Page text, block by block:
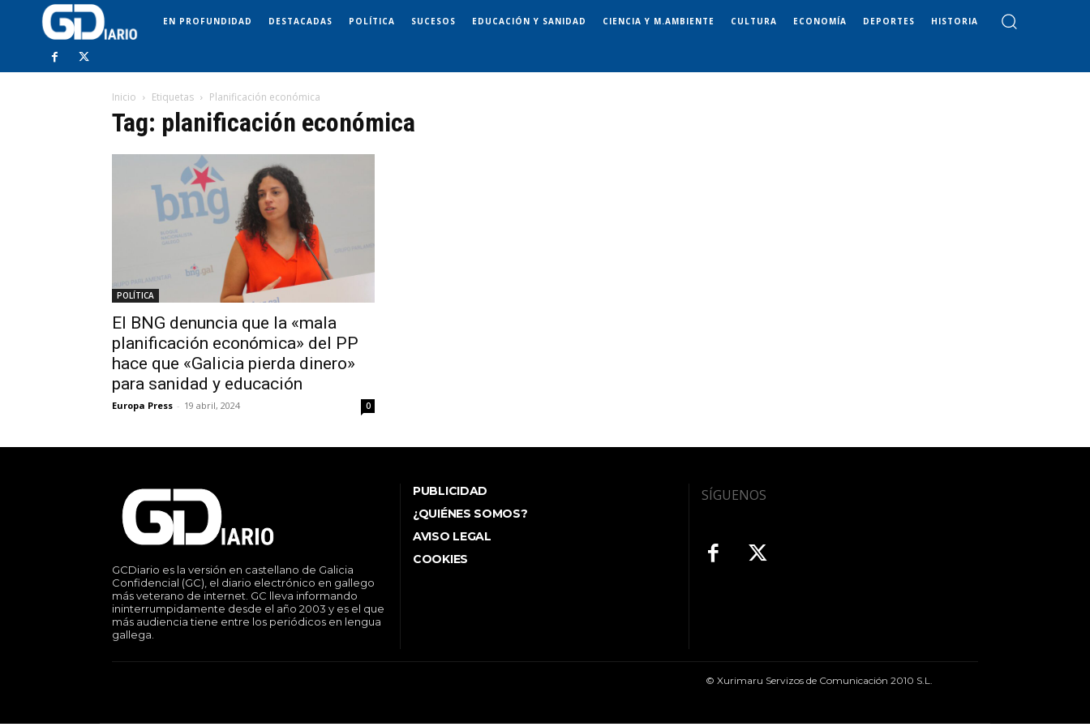
EN PROFUNDIDAD DESTACADAS POLÍTICA SUCESOS EDUCACIÓN Y SANIDAD CIENCIA Y M.AMBIENTE CULTURA ECONOMÍA DEPORTES HISTORIA
Inicio Etiquetas Planificación económica
Tag: planificación económica
POLÍTICA
El BNG denuncia que la «mala
planificación económica» del PP
hace que «Galicia pierda dinero»
para sanidad y educación
Europa Press - 19 abril, 2024 0
GCDiario es la versión en castellano de Galicia
Confidencial (GC), el diario electrónico en gallego
más veterano de internet. GC lleva informando
ininterrumpidamente desde el año 2003 y es el que
más audiencia tiene entre los periódicos en lengua
gallega.
PUBLICIDAD
¿QUIÉNES SOMOS?
AVISO LEGAL
COOKIES
SÍGUENOS
© Xurimaru Servizos de Comunicación 2010 S.L.